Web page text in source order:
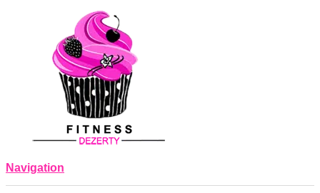
Navigation